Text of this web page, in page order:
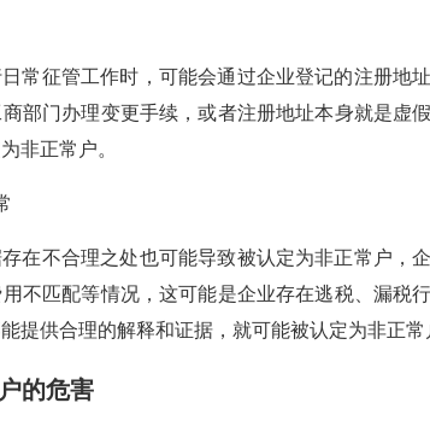
常征管工作时，可能会通过企业登记的注册地
部门办理变更手续，或者注册地址本身就是虚
非正常户。
在不合理之处也可能导致被认定为非正常户，
不匹配等情况，这可能是企业存在逃税、漏税
提供合理的解释和证据，就可能被认定为非正常
的危害